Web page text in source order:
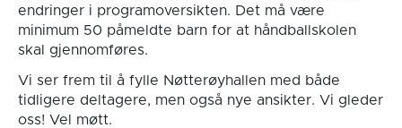
endringer i programoversikten. Det må være
minimum 50 påmeldte barn for at håndballskolen
skal gjennomføres.
Vi ser frem til å fylle Nøtterøyhallen med både
tidligere deltagere, men også nye ansikter. Vi gleder
oss! Vel møtt.